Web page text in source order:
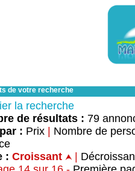
de votre recherche
la recherche
de résultats : 79
: Prix
Nombre de
: Croissant